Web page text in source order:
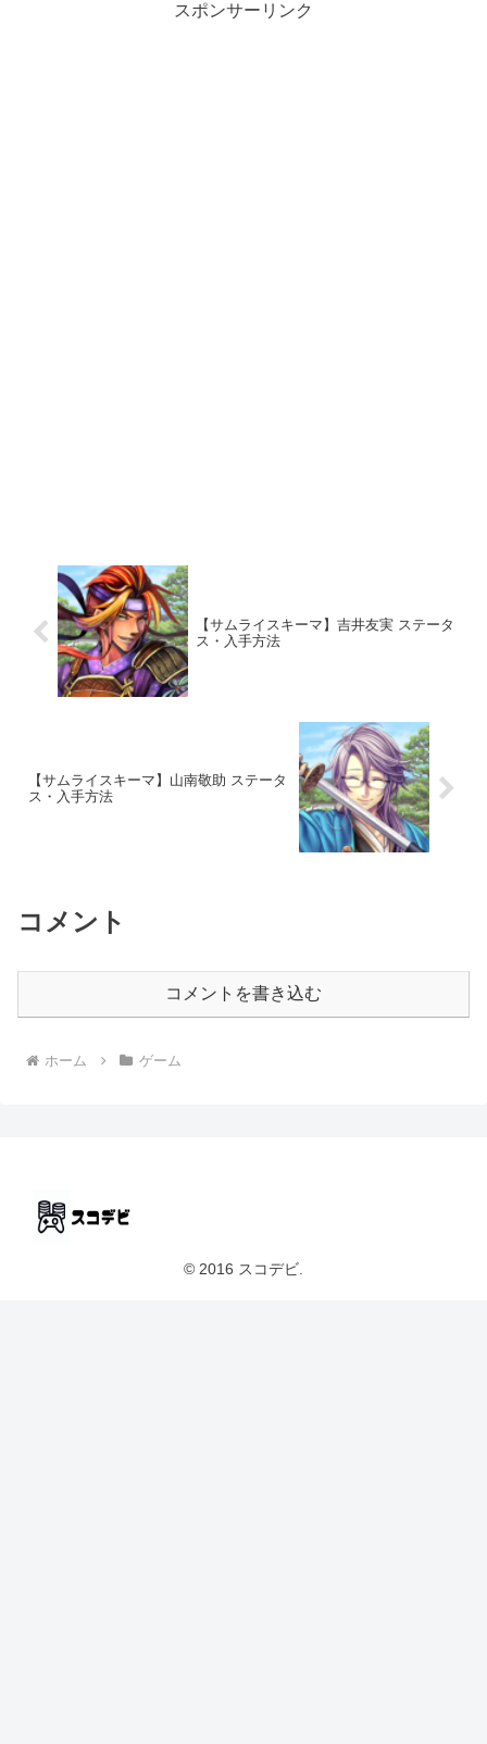
スポンサーリンク
【サムライスキーマ】吉井友実 ステータ
ス・入手方法
【サムライスキーマ】山南敬助 ステータ
ス・入手方法
コメント
コメントを書き込む
ホーム ゲーム
© 2016 スコデビ.